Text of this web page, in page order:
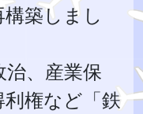
築しまし
、産業保
権など「鉄